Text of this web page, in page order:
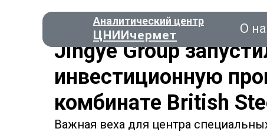
ЦНИИчермет
Аналитический центр
О
Jingye Group
инвестиционную
комбинате British
Важная веха для центра